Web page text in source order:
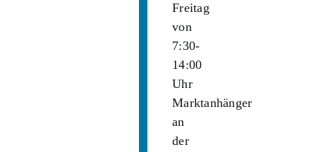
Freitag
von
7:30-
14:00
Uhr
Marktanhänger
an
der